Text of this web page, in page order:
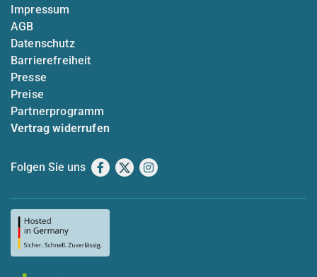
Impressum
AGB
Datenschutz
Barrierefreiheit
Presse
Preise
Partnerprogramm
Vertrag widerrufen
Folgen Sie uns Facebook
X Instagram